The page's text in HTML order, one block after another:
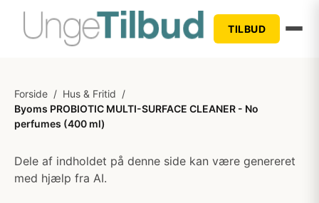
TILBUD
Forside / Hus & Fritid /
Byoms PROBIOTIC MULTI-SURFACE CLEANER - No
perfumes (400 ml)
Dele af indholdet på denne side kan være genereret
med hjælp fra AI.